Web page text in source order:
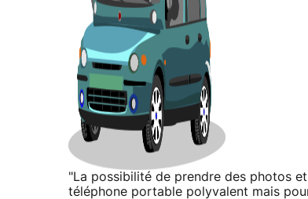
"La possibilité de prendre des photos
téléphone portable polyvalent mais